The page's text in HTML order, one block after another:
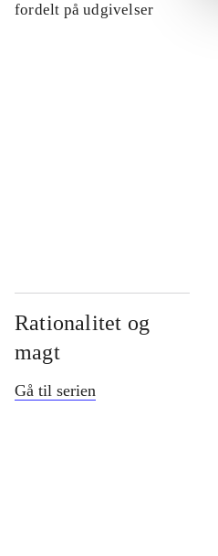
fordelt på udgivelser
Rationalitet og
magt
Gå til serien